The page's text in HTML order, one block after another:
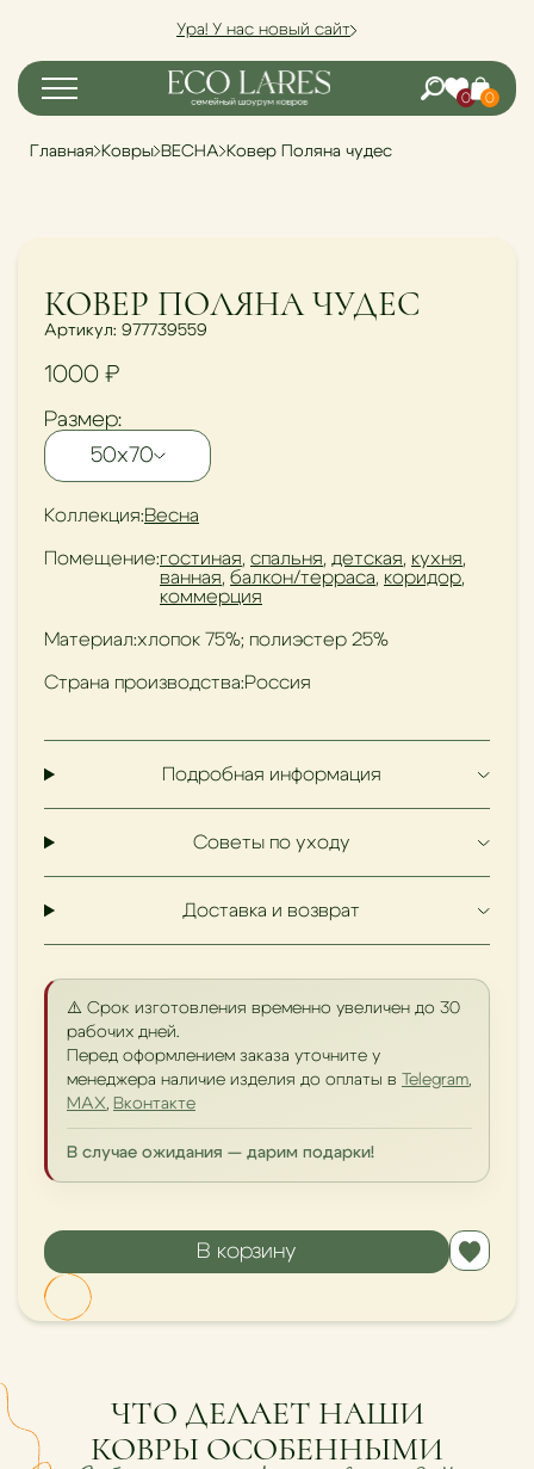
Ура! У нас новый сайт
0 0
Главная Ковры ВЕСНА Ковер Поляна чудес
КОВЕР ПОЛЯНА ЧУДЕС
Артикул: 977739559
1000 ₽
Размер:
50х70
Коллекция:Весна
Помещение:гостиная, спальня, детская, кухня,
ванная, балкон/терраса, коридор,
коммерция
Материал:хлопок 75%; полиэстер 25%
Страна производства:Россия
Подробная информация
Советы по уходу
Доставка и возврат
⚠️ Срок изготовления временно увеличен до 30
рабочих дней.
Перед оформлением заказа уточните у
менеджера наличие изделия до оплаты в
Telegram,
MAX, Вконтакте
В случае ожидания — дарим подарки!
В корзину
ЧТО ДЕЛАЕТ НАШИ
КОВРЫ ОСОБЕННЫМИ